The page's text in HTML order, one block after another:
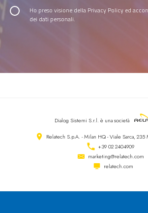
Ho preso visione della Privacy Policy ed
dei dati personali.
Dialog Sistemi S.r.l. è una società
Relatech S.p.A. - Milan HQ - Viale Sarca, 235
+39 02 2404909
marketing@relatech.com
relatech.com